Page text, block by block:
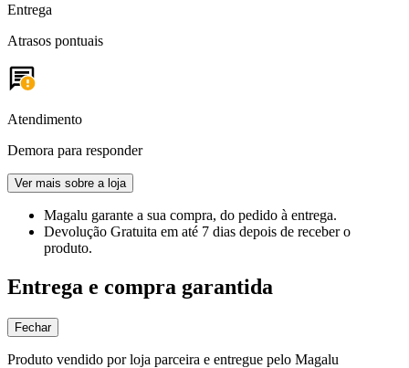
Entrega
Atrasos pontuais
Atendimento
Demora para responder
Ver mais sobre a loja
Magalu garante a sua compra, do pedido à entrega.
Devolução Gratuita em até 7 dias depois de receber o
produto.
Entrega e compra garantida
Fechar
Produto vendido por loja parceira e entregue pelo Magalu